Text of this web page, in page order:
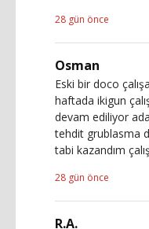
28 gün önce
Osman
Eski bir doco
haftada ikigun
devam ediliyor
tehdit grublasma
tabi kazandım
28 gün önce
R.A.